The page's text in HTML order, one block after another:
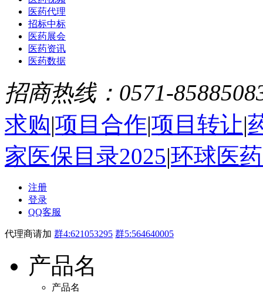
医药代理
招标中标
医药展会
医药资讯
医药数据
招商热线：0571-
求购|项目合作|项目转让|
家医保目录2025|环球医
注册
登录
QQ客服
代理商请加 群4:621053295 群5:564640005
产品名
产品名